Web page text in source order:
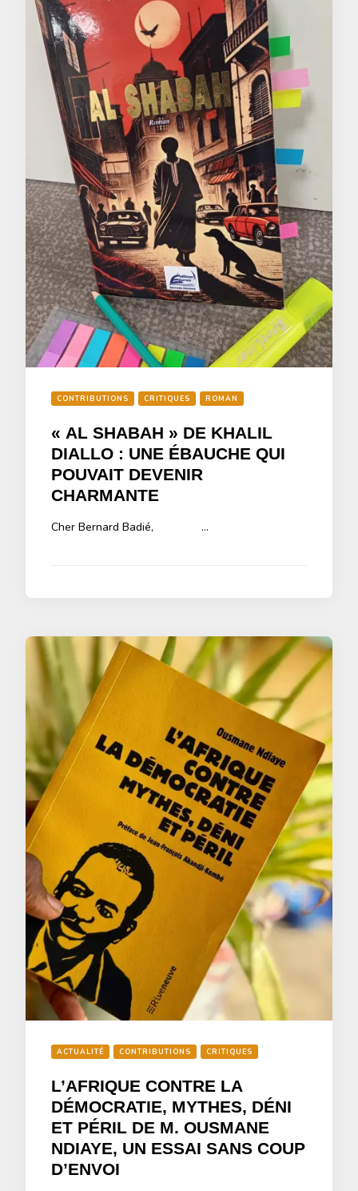
CONTRIBUTIONS CRITIQUES ROMAN
« AL SHABAH » DE KHALIL
DIALLO : UNE ÉBAUCHE QUI
POUVAIT DEVENIR
CHARMANTE
Cher Bernard Badié, …
ACTUALITÉ CONTRIBUTIONS CRITIQUES
L’AFRIQUE CONTRE LA
DÉMOCRATIE, MYTHES, DÉNI
ET PÉRIL DE M. OUSMANE
NDIAYE, UN ESSAI SANS COUP
D’ENVOI